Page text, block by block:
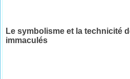
Le symbolisme et la technicité
immaculés